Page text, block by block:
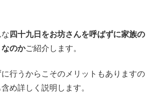
四十九日をお坊さんを呼ばずに家族の
のかご紹介します。
行うからこそのメリットもありますの
め詳しく説明します。